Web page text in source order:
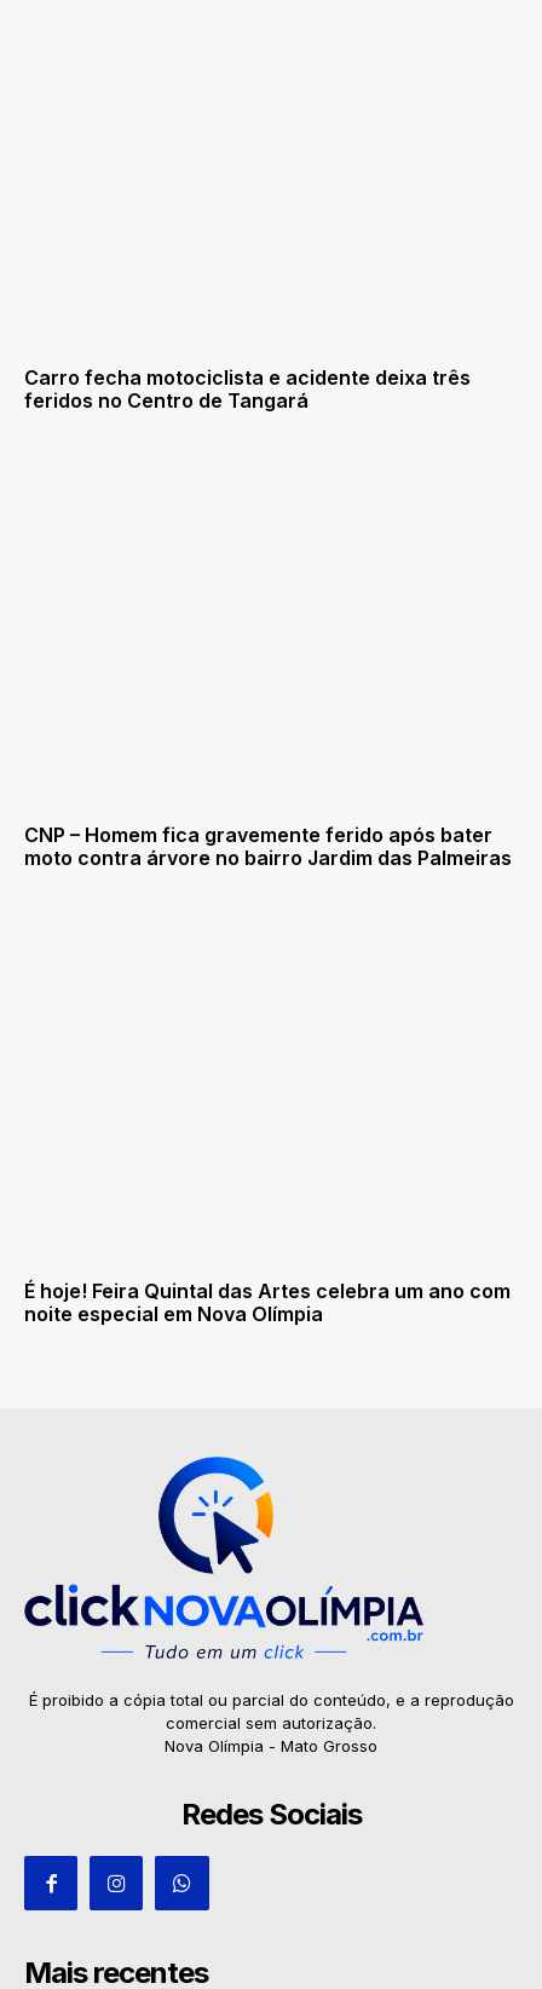
Carro fecha motociclista e acidente deixa três
feridos no Centro de Tangará
CNP – Homem fica gravemente ferido após bater
moto contra árvore no bairro Jardim das Palmeiras
É hoje! Feira Quintal das Artes celebra um ano com
noite especial em Nova Olímpia
É proibido a cópia total ou parcial do conteúdo, e a reprodução
comercial sem autorização.
Nova Olímpia - Mato Grosso
Redes Sociais
Mais recentes